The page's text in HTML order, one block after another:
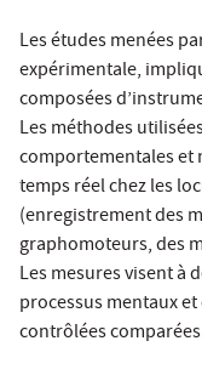
Les études menées
expérimentale,
composées
Les méthodes
comportementales et
temps réel chez les
(enregistrement des
graphomoteurs, des
Les mesures visent à
processus mentaux
contrôlées